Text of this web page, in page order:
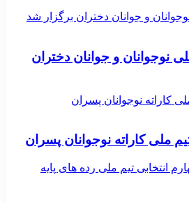
و جوانان دختران برگزار شد
نوجوانان و جوانان دختران
کاراته نوجوانان پسران
ملی کاراته نوجوانان پسران
انتخابی تیم ملی رده های پایه